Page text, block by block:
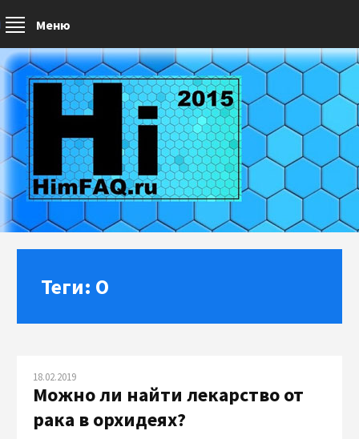
Меню
Теги: О
18.02.2019
Можно ли найти лекарство от
рака в орхидеях?